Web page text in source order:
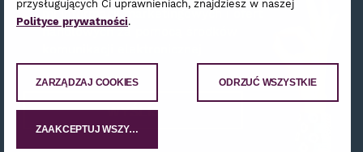
mi informacji marketingowych i ofert
handlowych za pomocą środków
WYŚLIJ
przysługujących Ci uprawnieniach, znajdziesz w naszej
Polityce prywatności.
ZARZĄDZAJ COOKIES ODRZUĆ WSZYSTKIE
ZAAKCEPTUJ WSZYSTKIE